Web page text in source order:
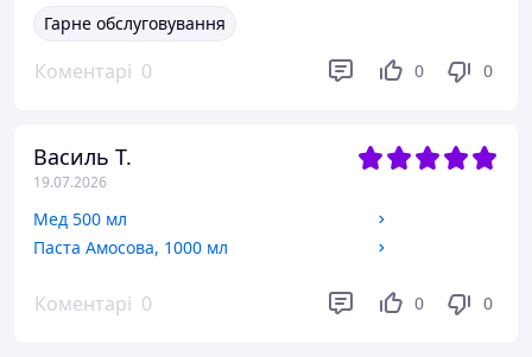
Гарне обслуговування
Коментарі 0 0 0
Василь Т.
19.07.2026
Мед 500 мл
Паста Амосова, 1000 мл
Коментарі 0 0 0